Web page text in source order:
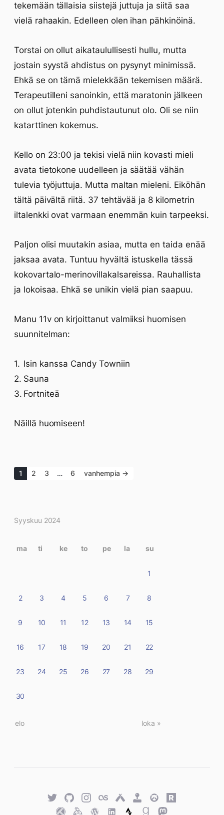
tekemään tällaisia siistejä juttuja ja siitä saa
vielä rahaakin. Edelleen olen ihan pähkinöinä.
Torstai on ollut aikataulullisesti hullu, mutta
jostain syystä ahdistus on pysynyt minimissä.
Ehkä se on tämä mielekkään tekemisen määrä.
Terapeutilleni sanoinkin, että maratonin jälkeen
on ollut jotenkin puhdistautunut olo. Oli se niin
katarttinen kokemus.
Kello on 23:00 ja tekisi vielä niin kovasti mieli
avata tietokone uudelleen ja säätää vähän
tulevia työjuttuja. Mutta maltan mieleni. Eiköhän
tältä päivältä riitä. 37 tehtävää ja 8 kilometrin
iltalenkki ovat varmaan enemmän kuin tarpeeksi.
Paljon olisi muutakin asiaa, mutta en taida enää
jaksaa avata. Tuntuu hyvältä istuskella tässä
kokovartalo-merinovillakalsareissa. Rauhallista
ja lokoisaa. Ehkä se unikin vielä pian saapuu.
Manu 11v on kirjoittanut valmiiksi huomisen
suunnitelman:
Isin kanssa Candy Towniin
Sauna
Fortniteä
Näillä huomiseen!
1 2 3 … 6 vanhempia →
Kirjoitukset
Syyskuu 2024
ma ti ke to pe la su
1
2 3 4 5 6 7 8
9 10 11 12 13 14 15
16 17 18 19 20 21 22
23 24 25 26 27 28 29
30
« elo loka »
TwitterGitHubTwitterLast.fmUntappd
Retro
Achievements
Overwatch
Rawg.io
TraktKeybaseWordPress
WordPress
StravaGoodreads
Mastodon